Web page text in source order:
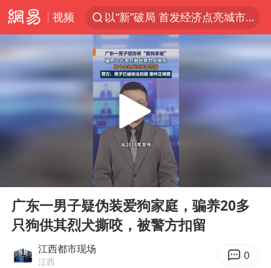
视频
以“新”破局 首发经济点亮城市消费活力
看守所辅警收受10万获刑1年
台风白海豚进入48小时警戒线
陈熠被张本美和连扳三局逆转
多地要求领导干部带头休假
感觉全东北都在等7号
27岁女子成组织卖淫集团主犯被通缉
80后女柜员逆袭成4200亿银行副行长
Play
广东一男子疑伪装爱狗家庭，骗养20多
只狗供其烈犬撕咬，被警方扣留
江西都市现场
江西 0